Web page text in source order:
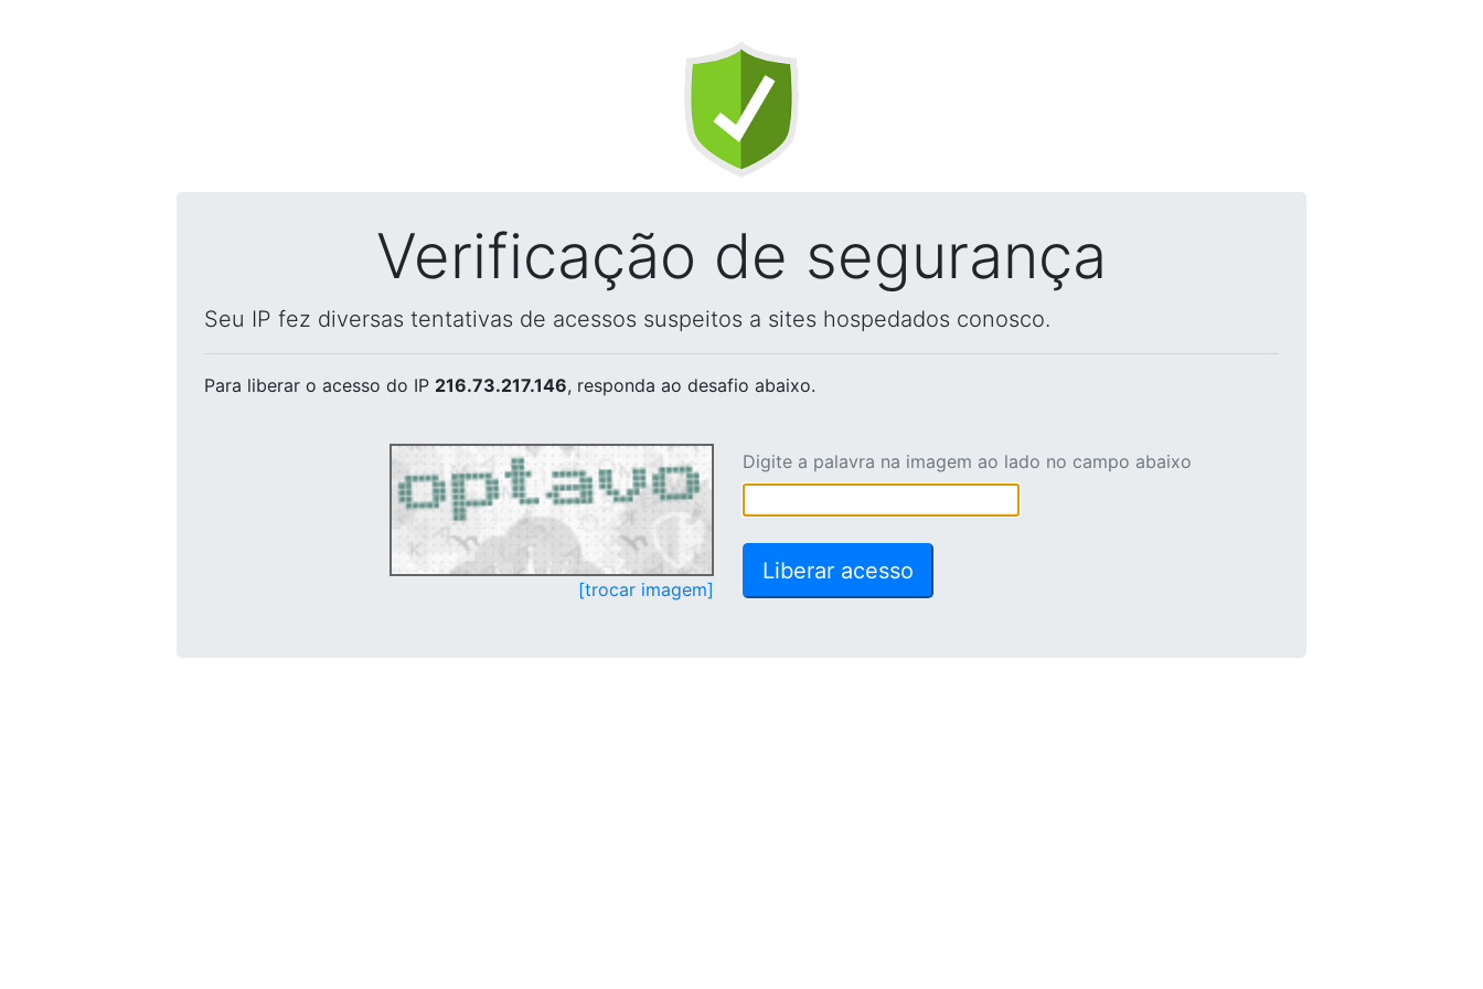
Verificação de segurança
Seu IP fez diversas tentativas de acessos suspeitos a sites hospedados conosco.
Para liberar o acesso do IP 216.73.217.146, responda ao desafio abaixo.
[trocar imagem]
Digite a palavra na imagem ao lado no campo abaixo